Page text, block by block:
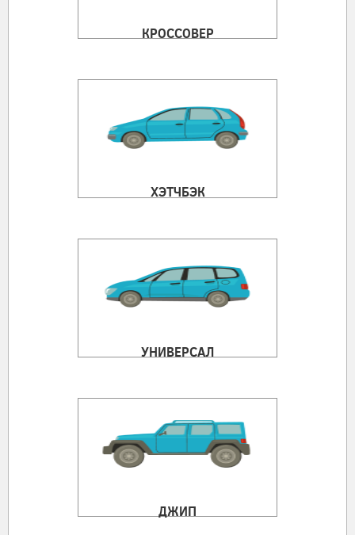
КРОССОВЕР
ХЭТЧБЭК
УНИВЕРСАЛ
ДЖИП